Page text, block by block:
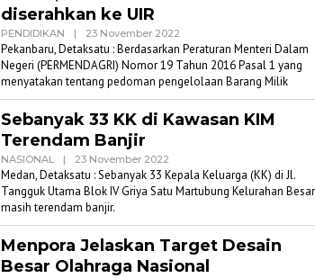
diserahkan ke UIR
PENDIDIKAN | 23 November 2022
Admin
Detaksatu
Pekanbaru, Detaksatu : Berdasarkan Peraturan Menteri Dalam
Negeri (PERMENDAGRI) Nomor 19 Tahun 2016 Pasal 1 yang
menyatakan tentang pedoman pengelolaan Barang Milik
Sebanyak 33 KK di Kawasan KIM
Terendam Banjir
NASIONAL | 23 November 2022
Admin
Detaksatu
Medan, Detaksatu : Sebanyak 33 Kepala Keluarga (KK) di Jl.
Tangguk Utama Blok IV Griya Satu Martubung Kelurahan Besar
masih terendam banjir.
Menpora Jelaskan Target Desain
Besar Olahraga Nasional